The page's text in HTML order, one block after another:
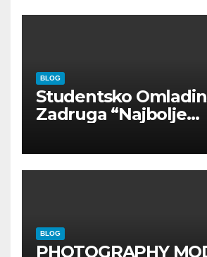
BLOG
Studentsko
Zadruga “Najbolje
BLOG
PHOTOGRAPHY